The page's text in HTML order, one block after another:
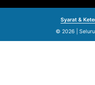
Syarat &
© 2026 |